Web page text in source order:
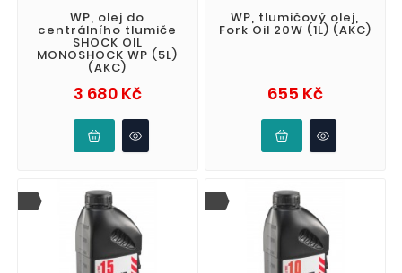
WP, olej do
centrálního tlumiče
SHOCK OIL
MONOSHOCK WP (5L)
(AKC)
3 680 KčCena
WP, tlumičový olej,
Fork Oil 20W (1L) (AKC)
655 KčCena